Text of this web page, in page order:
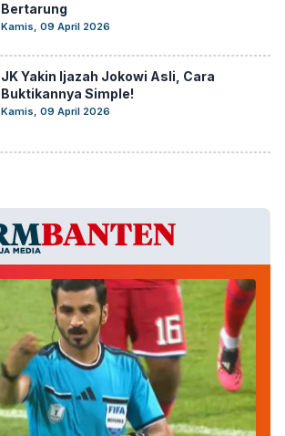
Bertarung
Kamis, 09 April 2026
JK Yakin Ijazah Jokowi Asli, Cara
Buktikannya Simple!
Kamis, 09 April 2026